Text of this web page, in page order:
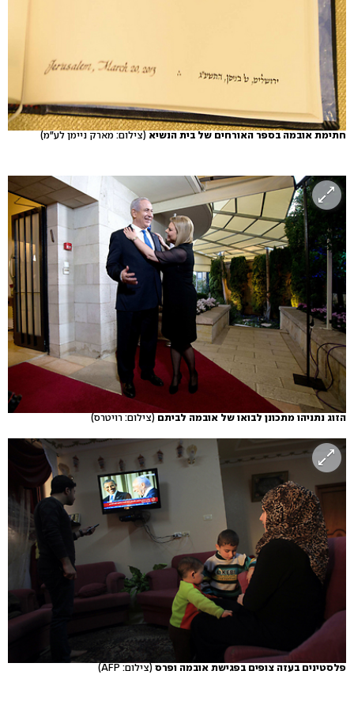
חתימת אובמה בספר האורחים של בית הנשיא (צילום: מארק ניימן לע"מ)
הזוג נתניהו מתכונן לבואו של אובמה לביתם (צילום: רויטרס)
פלסטינים בעזה צופים בפגישת אובמה ופרס (צילום: AFP)